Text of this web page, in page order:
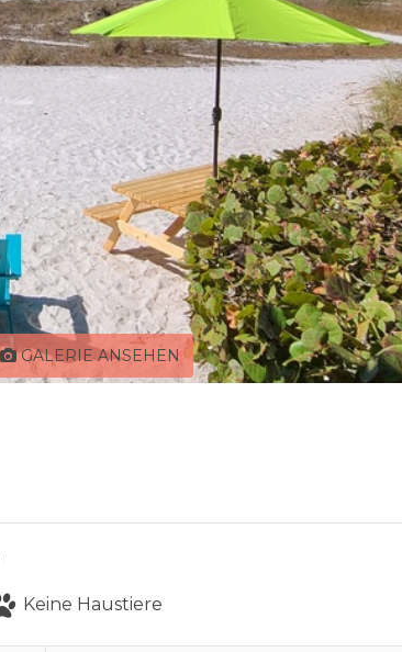
GALERIE ANSEHEN
Keine Haustiere